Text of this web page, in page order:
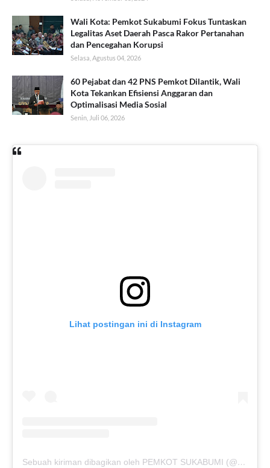
Wali Kota: Pemkot Sukabumi Fokus Tuntaskan
Legalitas Aset Daerah Pasca Rakor Pertanahan
dan Pencegahan Korupsi
Selasa, Agustus 04, 2026
60 Pejabat dan 42 PNS Pemkot Dilantik, Wali
Kota Tekankan Efisiensi Anggaran dan
Optimalisasi Media Sosial
Senin, Juli 06, 2026
Lihat postingan ini di Instagram
Sebuah kiriman dibagikan oleh PEMKOT SUKABUMI (@pemkotsukabumi_)